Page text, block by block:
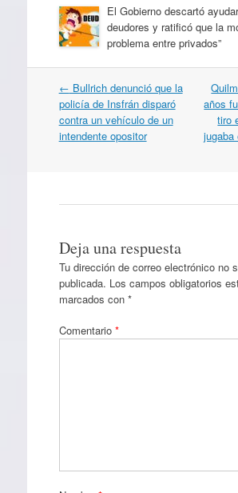
El Gobierno descartó
deudores y ratificó que la
problema entre privados”
Navegación
por
artículos
← Bullrich denunció que la
policía de Insfrán disparó
contra un vehículo de un
intendente opositor
años
tiro
jugaba
Deja una respuesta
Tu dirección de correo electrónico no
publicada. Los campos obligatorios
marcados con *
Comentario *